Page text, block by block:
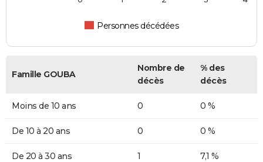
Personnes décédées
Famille GOUBA
Nombre de
décès
% des
décès
Moins de 10 ans 0 0 %
De 10 à 20 ans 0 0 %
De 20 à 30 ans 1 7,1 %